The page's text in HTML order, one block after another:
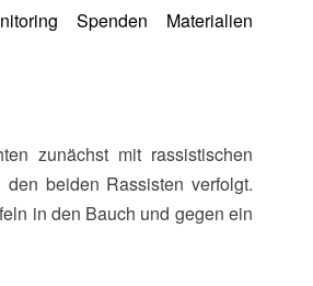
Spenden Materialien
beiden Rassisten verfolgt.
in den Bauch und gegen ein